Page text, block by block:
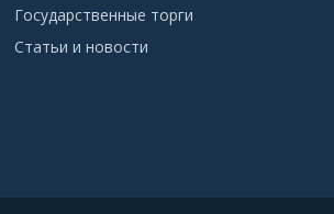
Государственные торги
Статьи и новости